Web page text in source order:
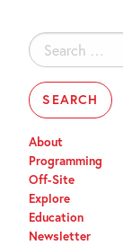
Search
for:
About
Programming
Off-Site
Explore
Education
Newsletter